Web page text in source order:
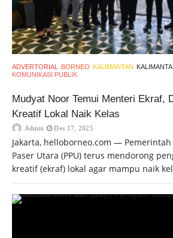
ADVERTORIAL BORNEO KALIMANTAN
KOMUNIKASI PUBLIK
Mudyat Noor Temui Menteri Ekraf,
Kreatif Lokal Naik Kelas
Admin Des 17, 2025
Jakarta, helloborneo.com —
Paser Utara (PPU) terus mendorong
kreatif (ekraf) lokal agar mampu naik